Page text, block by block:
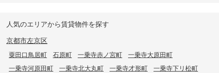
人気のエリアから賃貸物件を探す
京都市左京区
粟田口鳥居町 石原町 一乗寺赤ノ宮町
一乗寺大原田町
一乗寺河原田町
一乗寺北大丸町 一乗寺才形町
一乗寺下リ松町